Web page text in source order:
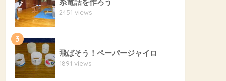
糸電話を作ろう
2451 views
3
飛ばそう！ペーパージャイロ
1891 views